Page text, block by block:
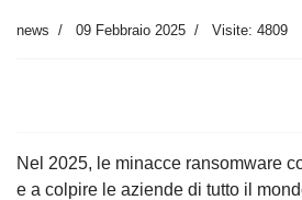
news 09 Febbraio 2025 Visite: 4809
Nel 2025, le minacce ransomware
e a colpire le aziende di tutto il